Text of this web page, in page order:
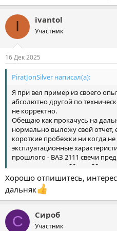
I ivantol
Участник
16 Дек 2025
PiratJonSilver написал(а):
Я при вел пример из своего
абсолютно другой по
не корректно.
Обещаю как прокачусь на
нормально выложу свой отчет,
короткие пробежки ни когда
эксплуатационные
прошлого - ВАЗ 2111 свечи
регламенту раз в 20 или 30
ездил на работу в 3 км от дома
около 70 км пробега ) машина
все в нагаре, поменяли и
свечей? ВАЗ? нет конечно,
Хорошо отпишитесь,
дальняк
С Сироб
Участник